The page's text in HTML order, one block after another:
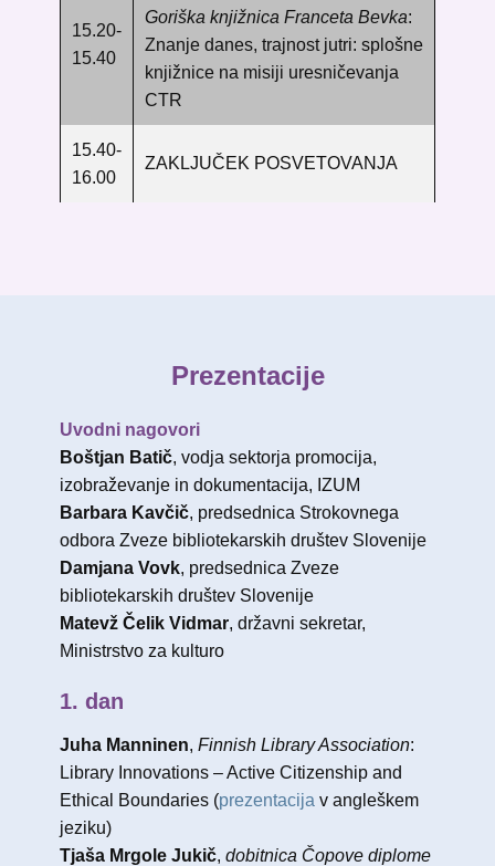
15.20-
15.40
Goriška knjižnica Franceta Bevka:
Znanje danes, trajnost jutri: splošne
knjižnice na misiji uresničevanja
CTR
15.40-
16.00
ZAKLJUČEK POSVETOVANJA
Prezentacije
Uvodni nagovori
Boštjan Batič, vodja sektorja promocija,
izobraževanje in dokumentacija, IZUM
Barbara Kavčič, predsednica Strokovnega
odbora Zveze bibliotekarskih društev Slovenije
Damjana Vovk, predsednica Zveze
bibliotekarskih društev Slovenije
Matevž Čelik Vidmar, državni sekretar,
Ministrstvo za kulturo
1. dan
Juha Manninen, Finnish Library Association:
Library Innovations – Active Citizenship and
Ethical Boundaries (prezentacija v angleškem
jeziku)
Tjaša Mrgole Jukič, dobitnica Čopove diplome